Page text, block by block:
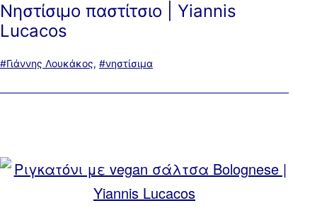
Νηστίσιμο παστίτσιο | Yiannis
Lucacos
ΜεΓιάννης Λουκάκος, νηστίσιμα